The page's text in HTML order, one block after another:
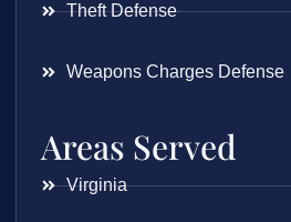
Theft Defense
Weapons Charges Defense
Areas Served
Virginia